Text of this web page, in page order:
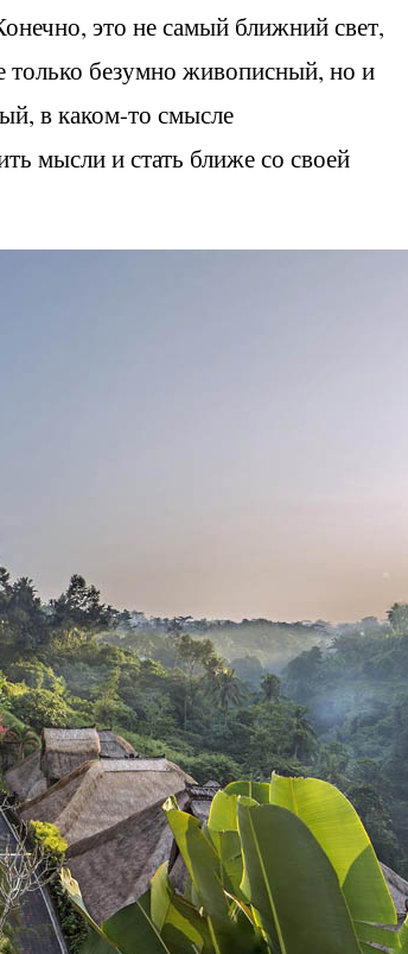
это не самый ближний свет,
только безумно живописный, но и
в каком-то смысле
мысли и стать ближе со своей